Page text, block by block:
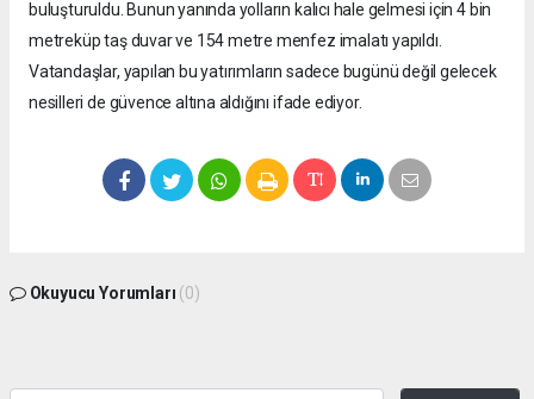
buluşturuldu. Bunun yanında yolların kalıcı hale gelmesi için 4 bin
metreküp taş duvar ve 154 metre menfez imalatı yapıldı.
Vatandaşlar, yapılan bu yatırımların sadece bugünü değil gelecek
nesilleri de güvence altına aldığını ifade ediyor.
Okuyucu Yorumları (0)